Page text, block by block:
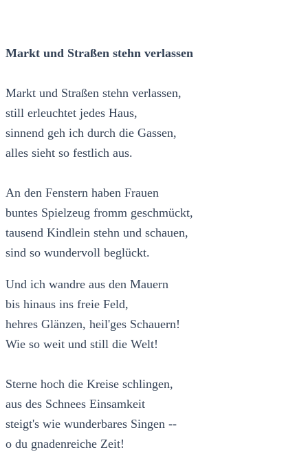
Markt und Straßen stehn verlassen
Markt und Straßen stehn verlassen,
still erleuchtet jedes Haus,
sinnend geh ich durch die Gassen,
alles sieht so festlich aus.
An den Fenstern haben Frauen
buntes Spielzeug fromm geschmückt,
tausend Kindlein stehn und schauen,
sind so wundervoll beglückt.
Und ich wandre aus den Mauern
bis hinaus ins freie Feld,
hehres Glänzen, heil'ges Schauern!
Wie so weit und still die Welt!
Sterne hoch die Kreise schlingen,
aus des Schnees Einsamkeit
steigt's wie wunderbares Singen --
o du gnadenreiche Zeit!